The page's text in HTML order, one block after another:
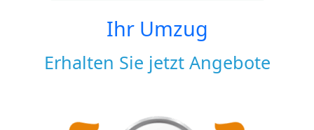
Ihr Umzug
Erhalten Sie jetzt Angebote